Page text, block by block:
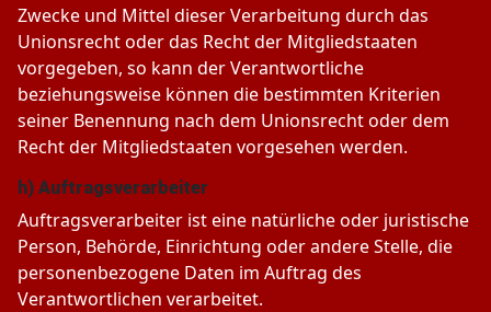
Zwecke und Mittel dieser Verarbeitung durch das
Unionsrecht oder das Recht der Mitgliedstaaten
vorgegeben, so kann der Verantwortliche
beziehungsweise können die bestimmten Kriterien
seiner Benennung nach dem Unionsrecht oder dem
Recht der Mitgliedstaaten vorgesehen werden.
h) Auftragsverarbeiter
Auftragsverarbeiter ist eine natürliche oder juristische
Person, Behörde, Einrichtung oder andere Stelle, die
personenbezogene Daten im Auftrag des
Verantwortlichen verarbeitet.